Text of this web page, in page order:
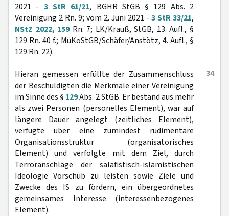
2021 - 3 StR 61/21, BGHR StGB § 129 Abs. 2
Vereinigung 2 Rn. 9; vom 2. Juni 2021 - 3 StR 33/21,
NStZ 2022, 159Rn. 7; LK/Krauß, StGB, 13. Aufl., §
129 Rn. 40 f.; MüKoStGB/Schäfer/Anstötz, 4. Aufl., §
129 Rn. 22).
34
Hieran gemessen erfüllte der Zusammenschluss
der Beschuldigten die Merkmale einer Vereinigung
im Sinne des § 129Abs. 2 StGB. Er bestand aus mehr
als zwei Personen (personelles Element), war auf
längere Dauer angelegt (zeitliches Element),
verfügte über eine zumindest rudimentäre
Organisationsstruktur (organisatorisches
Element) und verfolgte mit dem Ziel, durch
Terroranschläge der salafistisch-islamistischen
Ideologie Vorschub zu leisten sowie Ziele und
Zwecke des IS zu fördern, ein übergeordnetes
gemeinsames Interesse (interessenbezogenes
Element).